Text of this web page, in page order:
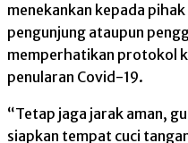
menekankan kepada
pengunjung ataupun
memperhatikan protokol
penularan Covid-19.
“Tetap jaga jarak aman,
siapkan tempat cuci